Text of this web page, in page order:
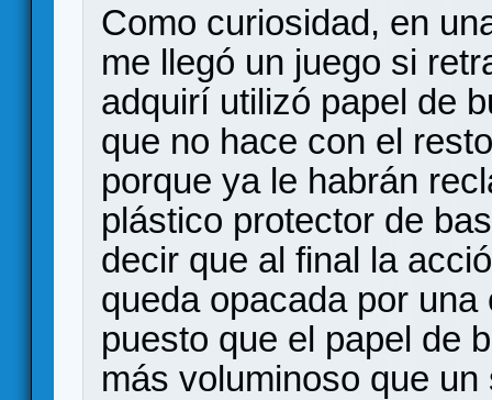
Como curiosidad, en
me llegó un juego si
adquirí utilizó papel de
que no hace con el
porque ya le habrán
plástico protector de
decir que al final la
queda opacada por
puesto que el papel de
más voluminoso que